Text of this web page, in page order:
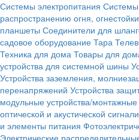
Системы электропитания
распространению огня,
планшеты Соединители для
садовое оборудование Тара
Техника для дома Товары для
устройства для системной шины
Устройства заземления,
перенапряжений Устройства
модульные устройства/монтажные
оптической и акустической
и элементы питания
Электрические